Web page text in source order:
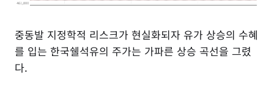
중동발 지정학적 리스크가 현실화되자 유가 상승의 수혜
를 입는 한국쉘석유의 주가는 가파른 상승 곡선을 그렸
다.